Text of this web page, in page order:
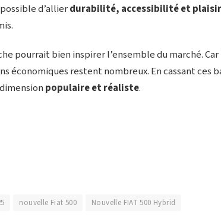
d’allierdurabilité, accessibilité et
pourrait bien inspirer l’ensemble du marché.
économiques restent nombreux. En cassant ces
populaire et réaliste.
nouvelle Fiat 500 Nouvelle FIAT 500 Hybrid